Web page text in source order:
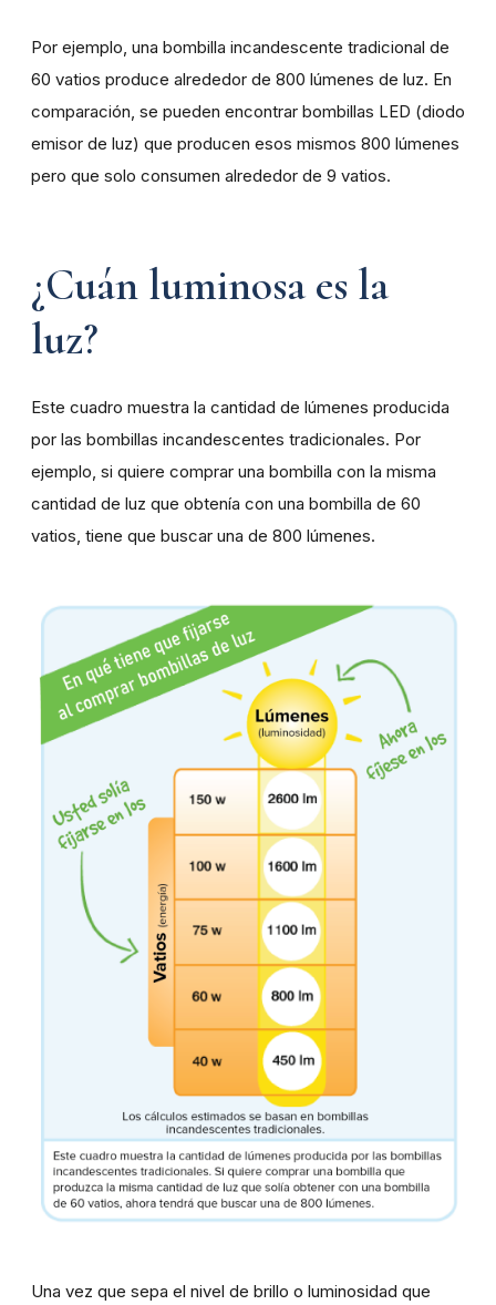
Por ejemplo, una bombilla incandescente tradicional de
60 vatios produce alrededor de 800 lúmenes de luz. En
comparación, se pueden encontrar bombillas LED (diodo
emisor de luz) que producen esos mismos 800 lúmenes
pero que solo consumen alrededor de 9 vatios.
¿Cuán luminosa es la
luz?
Este cuadro muestra la cantidad de lúmenes producida
por las bombillas incandescentes tradicionales. Por
ejemplo, si quiere comprar una bombilla con la misma
cantidad de luz que obtenía con una bombilla de 60
vatios, tiene que buscar una de 800 lúmenes.
Una vez que sepa el nivel de brillo o luminosidad que